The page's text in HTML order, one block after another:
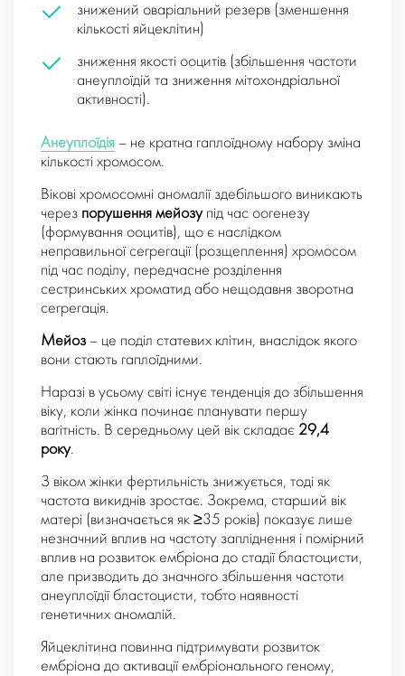
знижений оваріальний резерв (зменшення
кількості яйцеклітин)
зниження якості ооцитів (збільшення частоти
анеуплоїдій та зниження мітохондріальної
активності).
Анеуплоїдія – не кратна гаплоїдному набору зміна
кількості хромосом.
Вікові хромосомні аномалії здебільшого виникають
через порушення мейозупід час оогенезу
(формування ооцитів), що є наслідком
неправильної сегрегації (розщеплення) хромосом
під час поділу, передчасне розділення
сестринських хроматид або нещодавня зворотна
сегрегація.
Мейоз – це поділ статевих клітин, внаслідок якого
вони стають гаплоїдними.
Наразі в усьому світі існує тенденція до збільшення
віку, коли жінка починає планувати першу
вагітність. В середньому цей вік складає 29,4
року.
З віком жінки фертильність знижується, тоді як
частота викиднів зростає. Зокрема, старший вік
матері (визначається як ≥35 років) показує лише
незначний вплив на частоту запліднення і помірний
вплив на розвиток ембріона до стадії бластоцисти,
але призводить до значного збільшення частоти
анеуплоїдії бластоцисти, тобто наявності
генетичних аномалій.
Яйцеклітина повинна підтримувати розвиток
ембріона до активації ембріонального геному,